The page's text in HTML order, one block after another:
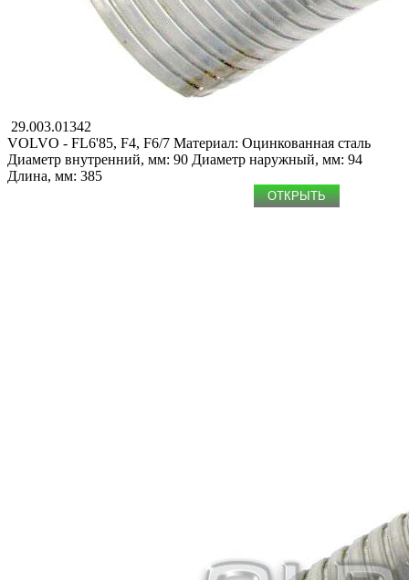
29.003.01342
VOLVO - FL6'85, F4, F6/7 Материал: Оцинкованная сталь
Диаметр внутренний, мм: 90 Диаметр наружный, мм: 94
Длина, мм: 385
ОТКРЫТЬ